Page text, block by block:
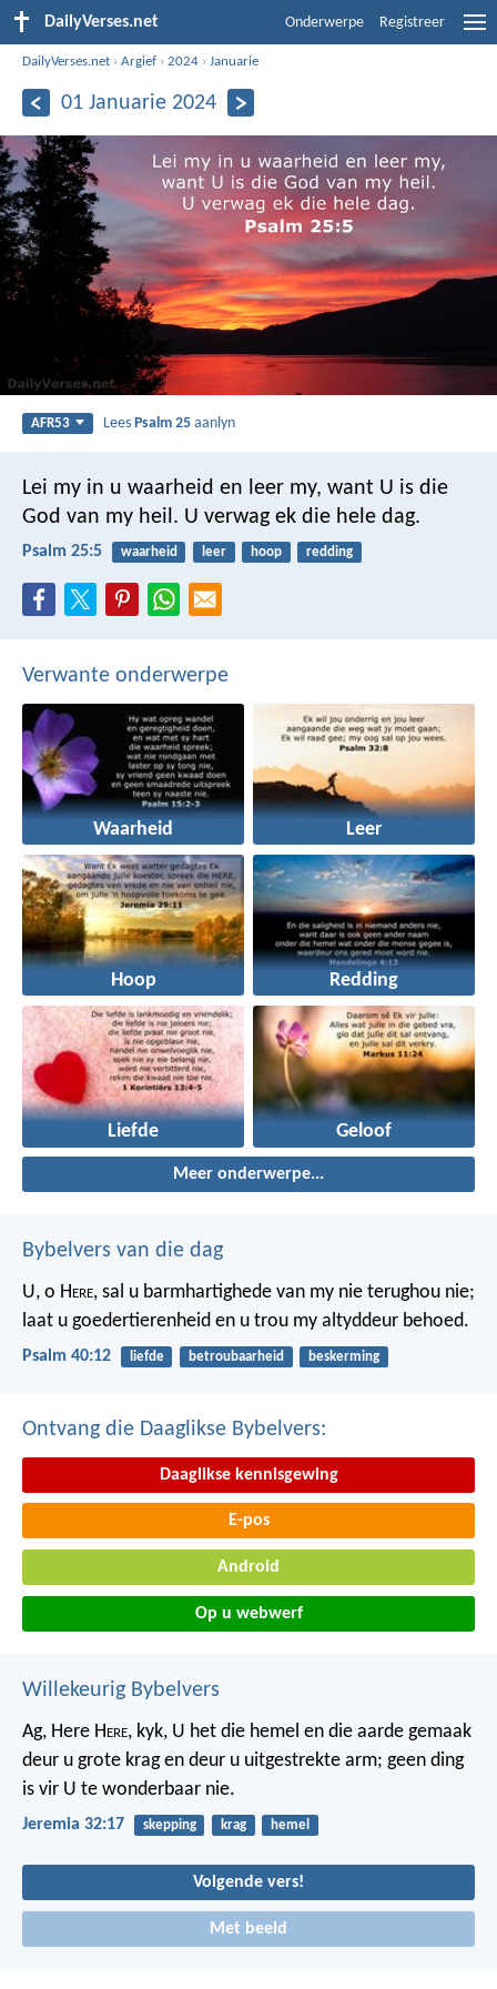
DailyVerses.net Onderwerpe Registreer
DailyVerses.net ›Argief ›2024 ›Januarie
01 Januarie 2024
AFR53 LeesPsalm 25 aanlyn
Lei my in u waarheid en leer my, want U is die
God van my heil. U verwag ek die hele dag.
Psalm 25:5 waarheid leer hoop redding
Verwante onderwerpe
Waarheid Leer
Hoop Redding
Liefde Geloof
Meer onderwerpe...
Bybelvers van die dag
U, o Here, sal u barmhartighede van my nie terughou nie;
laat u goedertierenheid en u trou my altyddeur behoed.
Psalm 40:12 liefde betroubaarheid beskerming
Ontvang die Daaglikse Bybelvers:
Daaglikse kennisgewing
E-pos
Android
Op u webwerf
Willekeurig Bybelvers
Ag, Here Here, kyk, U het die hemel en die aarde gemaak
deur u grote krag en deur u uitgestrekte arm; geen ding
is vir U te wonderbaar nie.
Jeremia 32:17 skepping krag hemel
Volgende vers!
Met beeld